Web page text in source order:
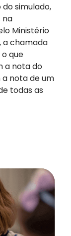
simulado,
na
Ministério
a chamada
que
a nota do
a nota de um
todas as